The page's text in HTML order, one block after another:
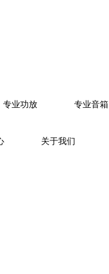
专业功放 专业音箱
关于我们